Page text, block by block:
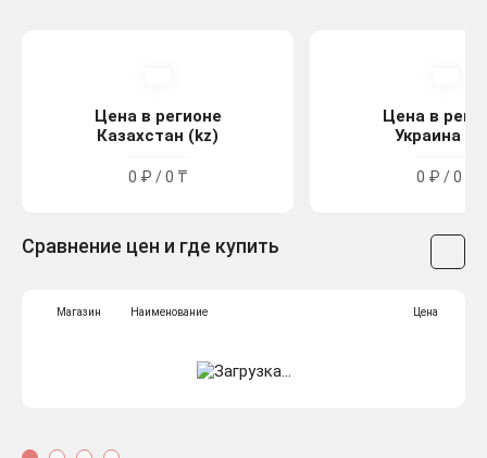
Цена в регионе
Казахстан (kz)
0 ₽ / 0 ₸
Цена в
Украина
0 ₽ / 0 ₴
Сравнение цен и где купить
Магазин Наименование Цена